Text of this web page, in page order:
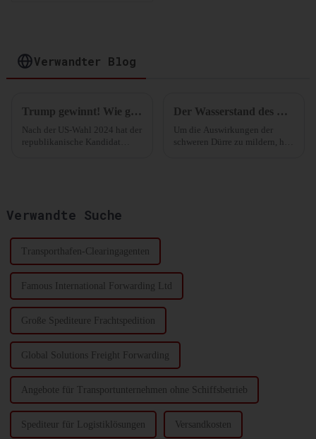
Verwandter Blog
Trump gewinnt! Wie geht es weiter mit der Schifffahrtsbranche? Neueste Analyse
Nach der US-Wahl 2024 hat der
republikanische Kandidat
Der Wasserstand des Panamakanals wird weiter sinken
Um die Auswirkungen der
schweren Dürre zu mildern, hat
Verwandte Suche
Transporthafen-Clearingagenten
Famous International Forwarding Ltd
Große Spediteure Frachtspedition
Global Solutions Freight Forwarding
Angebote für Transportunternehmen ohne Schiffsbetrieb
Spediteur für Logistiklösungen Versandkosten